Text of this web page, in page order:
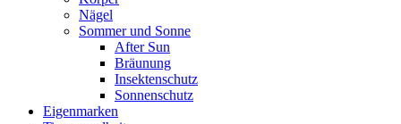
Nägel
Sommer und Sonne
After Sun
Bräunung
Insektenschutz
Sonnenschutz
Eigenmarken